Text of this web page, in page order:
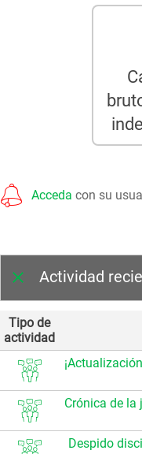
Acceda con su
Actividad
Tipo de
actividad
Crónica de la
Despido